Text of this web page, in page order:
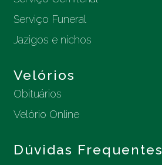
Serviço Funeral
Jazigos e nichos
Velórios
Obituários
Velório Online
Dúvidas Frequentes